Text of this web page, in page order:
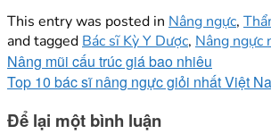
This entry was posted in Nâng ngực,
and tagged Bác sĩ Kỳ Y Dược, Nâng ngực
Nâng mũi cấu trúc giá bao nhiêu
Top 10 bác sĩ nâng ngực giỏi nhất Việt
Để lại một bình luận